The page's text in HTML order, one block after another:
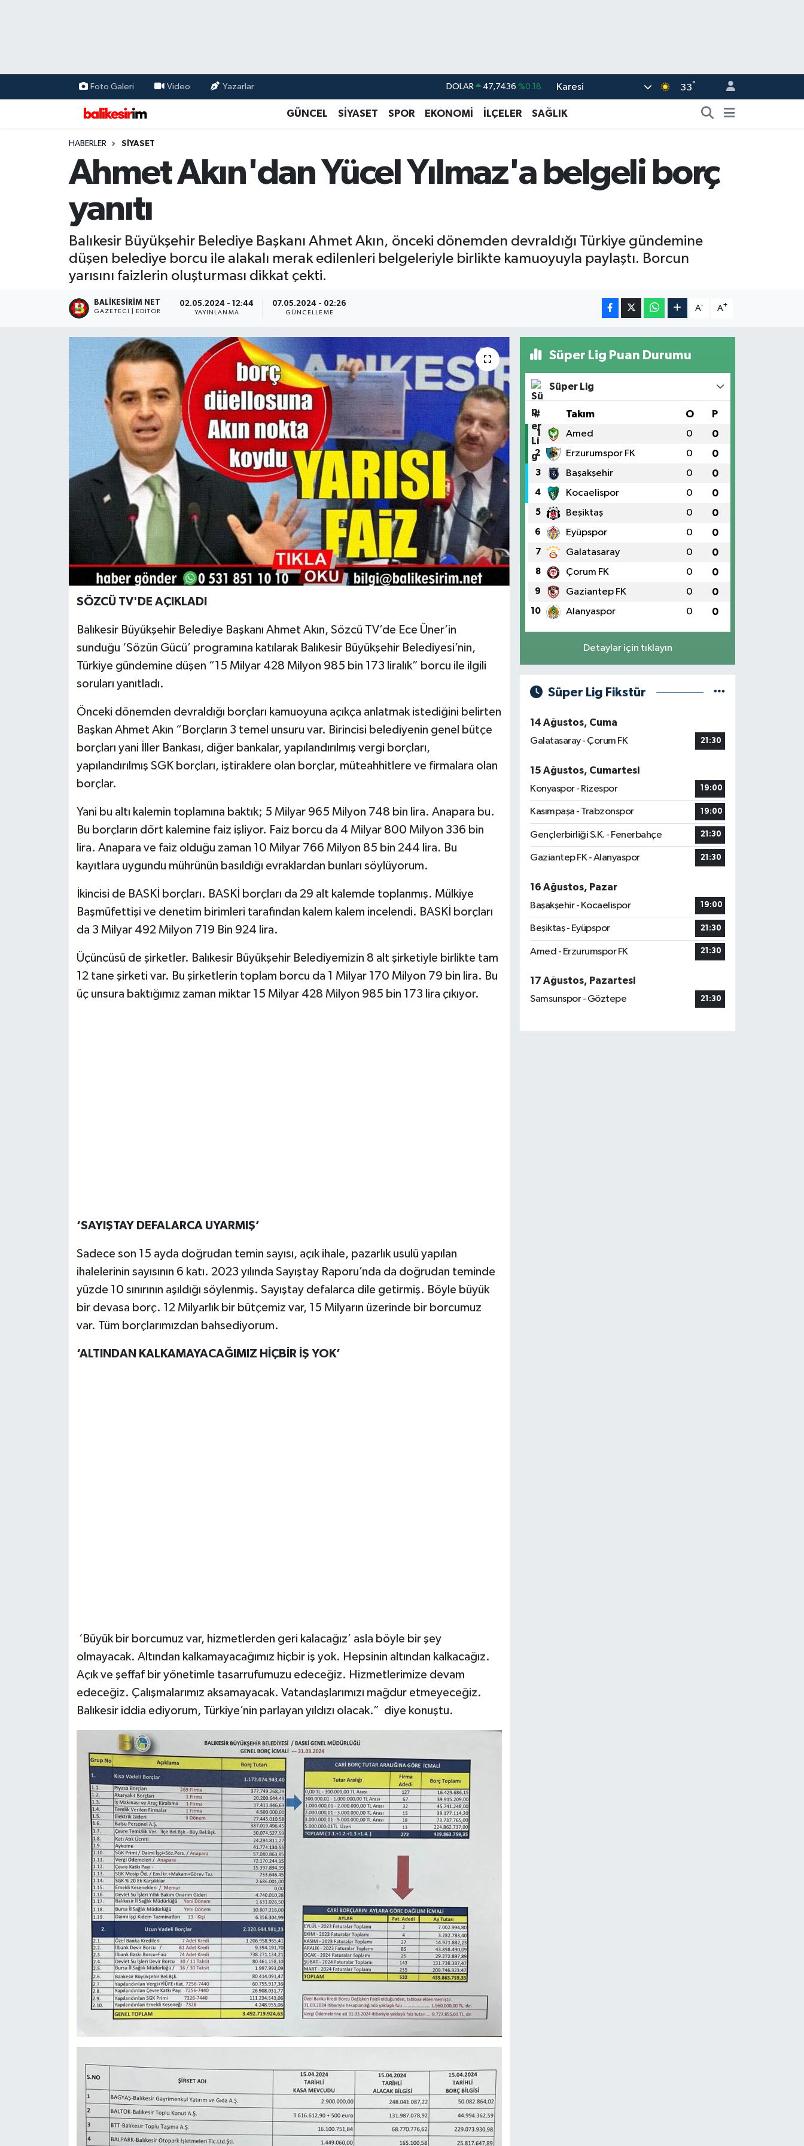
Foto Galeri Video Yazarlar DOLAR 47,7436 %0.18
EURO 55,2510 %0.32
BİST100 13.779 %-14
Karesi 33°
GÜNCEL SİYASET SPOR EKONOMİ İLÇELER SAĞLIK
HABERLER SİYASET
Ahmet Akın'dan Yücel Yılmaz'a belgeli borç
yanıtı
Balıkesir Büyükşehir Belediye Başkanı Ahmet Akın, önceki dönemden devraldığı Türkiye gündemine
düşen belediye borcu ile alakalı merak edilenleri belgeleriyle birlikte kamuoyuyla paylaştı. Borcun
yarısını faizlerin oluşturması dikkat çekti.
BALIKESIRIM NET
GAZETECI | EDITÖR
02.05.2024 - 12:44
YAYINLANMA
07.05.2024 - 02:26
GÜNCELLEME
A- A+
SÖZCÜ TV'DE AÇIKLADI
Balıkesir Büyükşehir Belediye Başkanı Ahmet Akın, Sözcü TV’de Ece Üner’in
sunduğu ‘Sözün Gücü’ programına katılarak Balıkesir Büyükşehir Belediyesi’nin,
Türkiye gündemine düşen “15 Milyar 428 Milyon 985 bin 173 liralık” borcu ile ilgili
soruları yanıtladı.
Önceki dönemden devraldığı borçları kamuoyuna açıkça anlatmak istediğini belirten
Başkan Ahmet Akın “Borçların 3 temel unsuru var. Birincisi belediyenin genel bütçe
borçları yani İller Bankası, diğer bankalar, yapılandırılmış vergi borçları,
yapılandırılmış SGK borçları, iştiraklere olan borçlar, müteahhitlere ve firmalara olan
borçlar.
Yani bu altı kalemin toplamına baktık; 5 Milyar 965 Milyon 748 bin lira. Anapara bu.
Bu borçların dört kalemine faiz işliyor. Faiz borcu da 4 Milyar 800 Milyon 336 bin
lira. Anapara ve faiz olduğu zaman 10 Milyar 766 Milyon 85 bin 244 lira. Bu
kayıtlara uygundu mührünün basıldığı evraklardan bunları söylüyorum.
İkincisi de BASKİ borçları. BASKİ borçları da 29 alt kalemde toplanmış. Mülkiye
Başmüfettişi ve denetim birimleri tarafından kalem kalem incelendi. BASKİ borçları
da 3 Milyar 492 Milyon 719 Bin 924 lira.
Üçüncüsü de şirketler. Balıkesir Büyükşehir Belediyemizin 8 alt şirketiyle birlikte tam
12 tane şirketi var. Bu şirketlerin toplam borcu da 1 Milyar 170 Milyon 79 bin lira. Bu
üç unsura baktığımız zaman miktar 15 Milyar 428 Milyon 985 bin 173 lira çıkıyor.
‘SAYIŞTAY DEFALARCA UYARMIŞ’
Sadece son 15 ayda doğrudan temin sayısı, açık ihale, pazarlık usulü yapılan
ihalelerinin sayısının 6 katı. 2023 yılında Sayıştay Raporu’nda da doğrudan teminde
yüzde 10 sınırının aşıldığı söylenmiş. Sayıştay defalarca dile getirmiş. Böyle büyük
bir devasa borç. 12 Milyarlık bir bütçemiz var, 15 Milyarın üzerinde bir borcumuz
var. Tüm borçlarımızdan bahsediyorum.
‘ALTINDAN KALKAMAYACAĞIMIZ HİÇBİR İŞ YOK’
‘Büyük bir borcumuz var, hizmetlerden geri kalacağız’ asla böyle bir şey
olmayacak. Altından kalkamayacağımız hiçbir iş yok. Hepsinin altından kalkacağız.
Açık ve şeffaf bir yönetimle tasarrufumuzu edeceğiz. Hizmetlerimize devam
edeceğiz. Çalışmalarımız aksamayacak. Vatandaşlarımızı mağdur etmeyeceğiz.
Balıkesir iddia ediyorum, Türkiye’nin parlayan yıldızı olacak.” diye konuştu.
Süper Lig Puan Durumu
Süper Lig
# Takım O P
1 Amed 0 0
2 Erzurumspor FK 0 0
3 Başakşehir 0 0
4 Kocaelispor 0 0
5 Beşiktaş 0 0
6 Eyüpspor 0 0
7 Galatasaray 0 0
8 Çorum FK 0 0
9 Gaziantep FK 0 0
10 Alanyaspor 0 0
Detaylar için tıklayın
Süper Lig Fikstür
14 Ağustos, Cuma
Galatasaray - Çorum FK
21:30
15 Ağustos, Cumartesi
Konyaspor - Rizespor
19:00
Kasımpaşa - Trabzonspor 19:00
Gençlerbirliği S.K. - Fenerbahçe 21:30
Gaziantep FK - Alanyaspor 21:30
16 Ağustos, Pazar
Başakşehir - Kocaelispor
19:00
Beşiktaş - Eyüpspor 21:30
Amed - Erzurumspor FK 21:30
17 Ağustos, Pazartesi
Samsunspor - Göztepe
21:30